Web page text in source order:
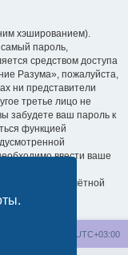
хэшированием).
самый пароль,
средством доступа
Разума», пожалуйста,
ни представители
третье лицо не
забудете ваш пароль к
функцией
ввести ваше
для вашей учётной
UTC+03:00